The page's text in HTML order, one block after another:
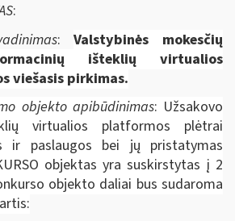
:
:Valstybinės mokesčių
išteklių virtualios
viešasis pirkimas.
objekto apibūdinimas: Užsakovo
virtualios platformos plėtrai
ir paslaugos bei jų pristatymas
objektas yra suskirstytas į 2
objekto daliai bus sudaroma